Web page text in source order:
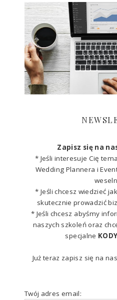
Zapisz się na
* Jeśli interesuje Cię
Wedding Plannera i
* Jeśli chcesz wiedzieć
skutecznie prowadzić
* Jeśli chcesz abyśmy
naszych szkoleń oraz
specjalne
Już teraz zapisz się na
Twój adres email: